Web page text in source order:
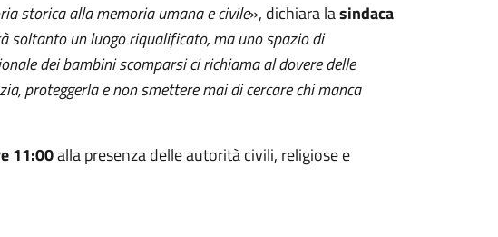
storica alla memoria umana e civile», dichiara lasindaca
soltanto un luogo riqualificato, ma uno spazio di
dei bambini scomparsi ci richiama al dovere delle
proteggerla e non smettere mai di cercare chi manca
11:00alla presenza delle autorità civili, religiose e